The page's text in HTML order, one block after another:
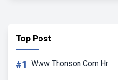
Top Post
#1 Www Thonson Com Hr